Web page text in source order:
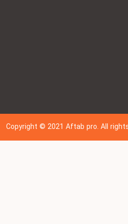
Copyright © 202 1Aftab pro. All